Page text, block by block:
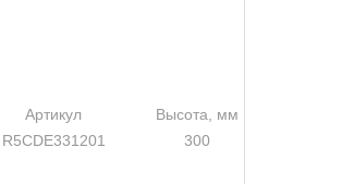
Артикул Высота, мм
R5CDE331201
300